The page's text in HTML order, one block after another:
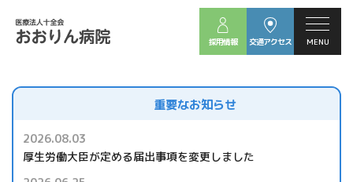
採用情報 交通アクセス MENU
健康をまもる。
重要なお知らせ
2026.08.03
厚生労働大臣が定める届出事項を変更しました